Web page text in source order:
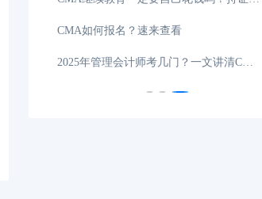
CMA如何报名？速来查看
2025年管理会计师考几门？一文讲清CMA考试科目安排